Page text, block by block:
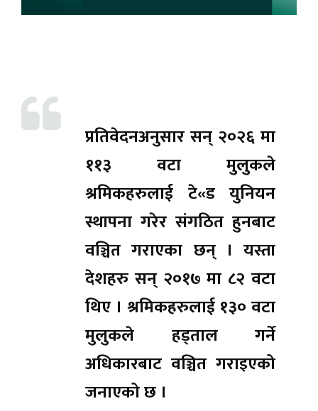
प्रतिवेदनअनुसार सन् २०२६ मा
११३ वटा मुलुकले
श्रमिकहरुलाई टे«ड युनियन
स्थापना गरेर संगठित हुनबाट
वञ्चित गराएका छन् । यस्ता
देशहरु सन् २०१७ मा ८२ वटा
थिए । श्रमिकहरुलाई १३० वटा
मुलुकले हड्ताल गर्ने
अधिकारबाट वञ्चित गराइएको
जनाएको छ ।